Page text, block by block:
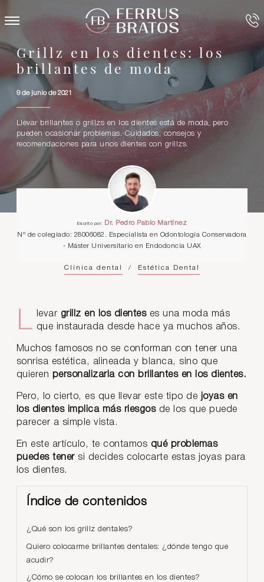
Grillz en los dientes: los
brillantes de moda
9 de junio de 2021
Llevar brillantes o grillzs en los dientes está de moda, pero
pueden ocasionar problemas. Cuidados, consejos y
recomendaciones para unos dientes con grillzs.
Escrito por:
Dr. Pedro Pablo Martínez
Nº de colegiado: 28006082. Especialista en Odontología Conservadora
- Máster Universitario en Endodoncia UAX
Clínica dental / Estética Dental
Llevar grillz en los dienteses una moda más
que instaurada desde hace ya muchos años.
Muchos famosos no se conforman con tener una
sonrisa estética, alineada y blanca, sino que
quieren personalizarla con brillantes en los dientes.
Pero, lo cierto, es que llevar este tipo de joyas en
los dientes implica más riesgosde los que puede
parecer a simple vista.
En este artículo, te contamos qué problemas
puedes tener si decides colocarte estas joyas para
los dientes.
Índice de contenidos
¿Qué son los grillz dentales?
Quiero colocarme brillantes dentales: ¿dónde tengo que
acudir?
¿Cómo se colocan los brillantes en los dientes?